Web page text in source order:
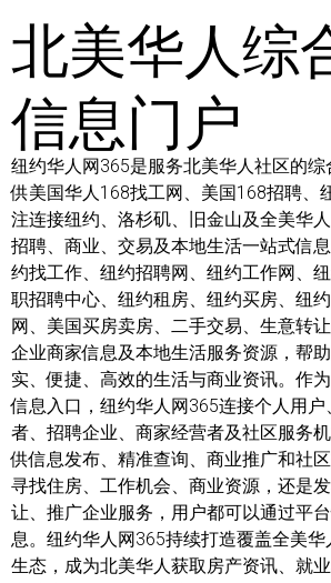
北美华人综
信息门户
纽约华人网365是服务北美华人社区的
供美国华人168找工网、美国168招聘、
注连接纽约、洛杉矶、旧金山及全美华人
招聘、商业、交易及本地生活一站式信
约找工作、纽约招聘网、纽约工作网、
职招聘中心、纽约租房、纽约买房、纽
网、美国买房卖房、二手交易、生意转让
企业商家信息及本地生活服务资源，帮
实、便捷、高效的生活与商业资讯。作
信息入口，纽约华人网365连接个人用
者、招聘企业、商家经营者及社区服务
供信息发布、精准查询、商业推广和社
寻找住房、工作机会、商业资源，还是
让、推广企业服务，用户都可以通过平
息。纽约华人网365持续打造覆盖全美
生态，成为北美华人获取房产资讯、就